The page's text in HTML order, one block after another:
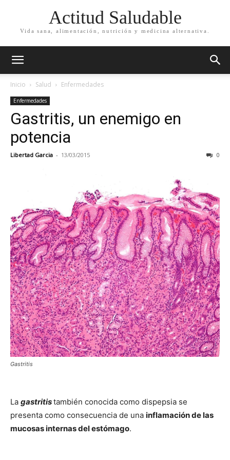
Actitud Saludable
Vida sana, alimentación, nutrición y medicina alternativa.
Inicio Salud Enfermedades
Enfermedades
Gastritis, un enemigo en
potencia
Libertad Garcia - 13/03/2015 0
Gastritis
La gastritistambién conocida como dispepsia se
presenta como consecuencia de una inflamación de las
mucosas internas del estómago.